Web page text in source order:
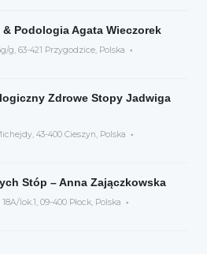
Podologia Agata Wieczorek
g, 63-421 Przygodzice, Polska
Zdrowe Stopy Jadwiga
43-400 Cieszyn, Polska
Stóp – Anna Zajączkowska
lok.1, 09-400 Płock, Polska